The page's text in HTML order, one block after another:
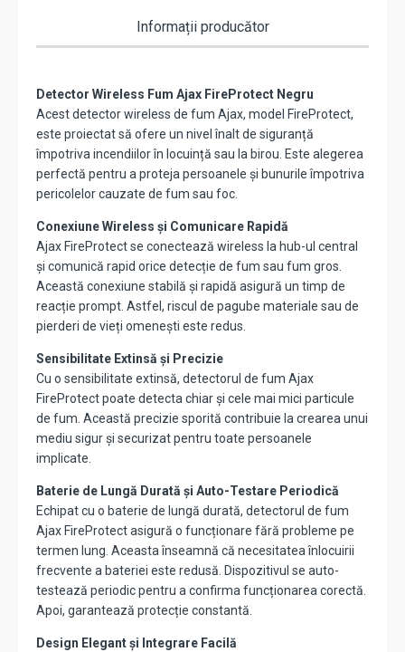
Informații producător
Detector Wireless Fum Ajax FireProtect Negru
Acest detector wireless de fum Ajax, model FireProtect,
este proiectat să ofere un nivel înalt de siguranță
împotriva incendiilor în locuință sau la birou. Este alegerea
perfectă pentru a proteja persoanele și bunurile împotriva
pericolelor cauzate de fum sau foc.
Conexiune Wireless și Comunicare Rapidă
Ajax FireProtect se conectează wireless la hub-ul central
și comunică rapid orice detecție de fum sau fum gros.
Această conexiune stabilă și rapidă asigură un timp de
reacție prompt. Astfel, riscul de pagube materiale sau de
pierderi de vieți omenești este redus.
Sensibilitate Extinsă și Precizie
Cu o sensibilitate extinsă, detectorul de fum Ajax
FireProtect poate detecta chiar și cele mai mici particule
de fum. Această precizie sporită contribuie la crearea unui
mediu sigur și securizat pentru toate persoanele
implicate.
Baterie de Lungă Durată și Auto-Testare Periodică
Echipat cu o baterie de lungă durată, detectorul de fum
Ajax FireProtect asigură o funcționare fără probleme pe
termen lung. Aceasta înseamnă că necesitatea înlocuirii
frecvente a bateriei este redusă. Dispozitivul se auto-
testează periodic pentru a confirma funcționarea corectă.
Apoi, garantează protecție constantă.
Design Elegant și Integrare Facilă